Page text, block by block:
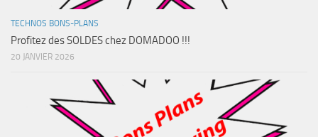
TECHNOS BONS-PLANS
Profitez des SOLDES chez DOMADOO !!!
20 JANVIER 2026